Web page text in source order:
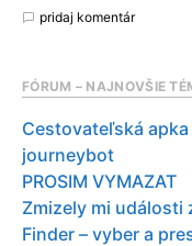
pridaj komentár
FÓRUM – NAJNOVŠIE
Cestovateľská
journeybot
PROSIM VYMAZAT
Zmizely mi události
Finder – vyber a